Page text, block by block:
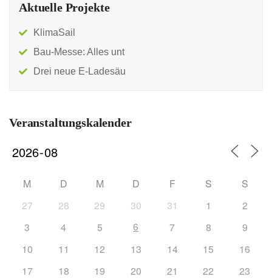
Aktuelle Projekte
KlimaSail
Bau-Messe: Alles unt
Drei neue E-Ladesäu
Veranstaltungskalender
M D M D F S
S
27
28 29 30 31 1
2
3
4 5 6 7 8
9
10
11 12 13 14 15
16
17
18 19 20 21 22
23